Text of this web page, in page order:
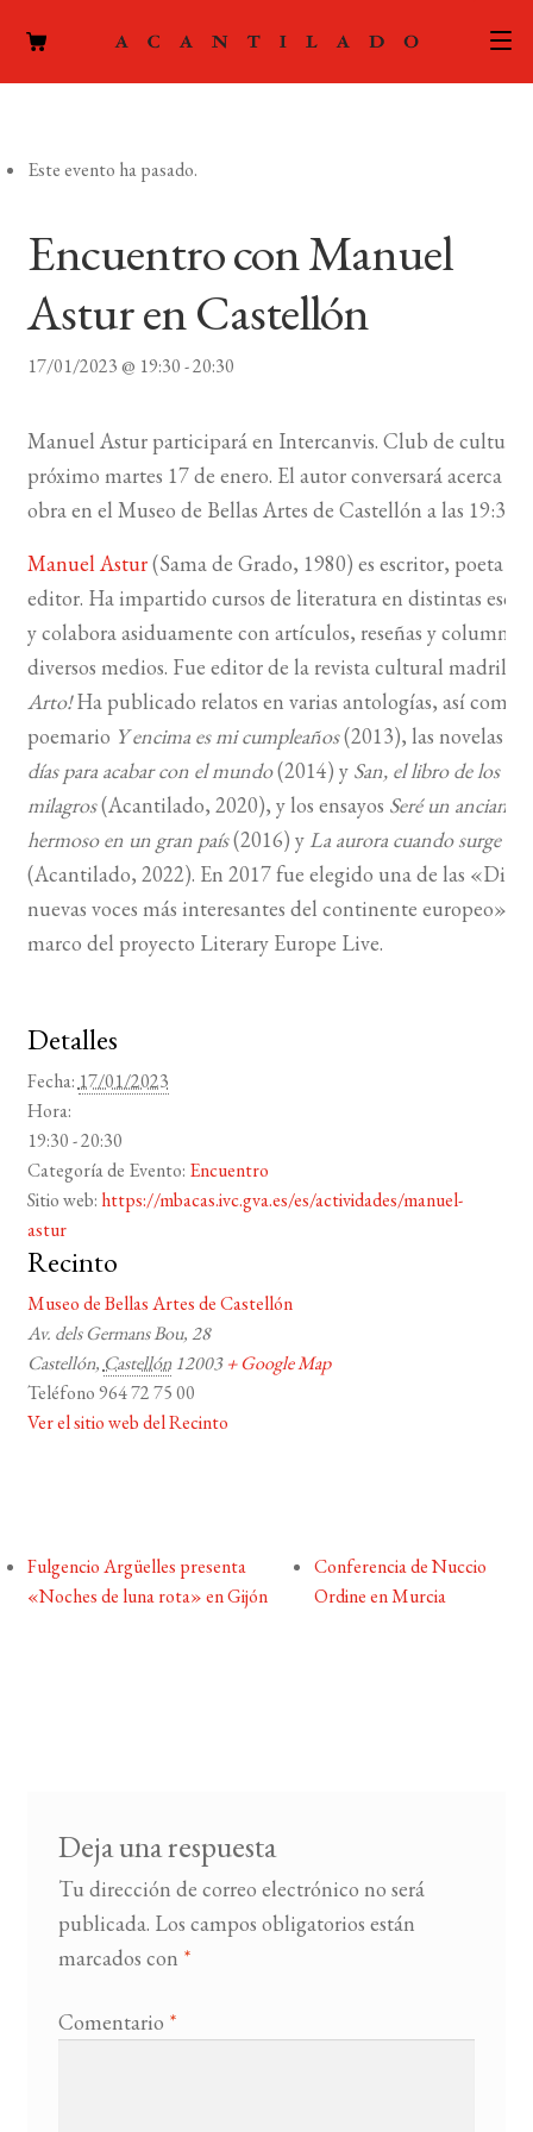
ACTUALIDAD
PODCAST
menú
CONTACTO
BUSCAR
LISTA DE LIBROS
Este evento ha pasado.
Encuentro con Manuel
Astur en Castellón
17/01/2023 @ 19:30-20:30
Manuel Astur participará en Intercanvis. Club de cultura
próximo martes 17 de enero. El autor conversará acerca de
obra en el Museo de Bellas Artes de Castellón a las 19:30
Manuel Astur(Sama de Grado, 1980) es escritor, poeta y
editor. Ha impartido cursos de literatura en distintas
y colabora asiduamente con artículos, reseñas y columnas
diversos medios. Fue editor de la revista cultural
Arto!Ha publicado relatos en varias antologías, así como
poemario Y encima es mi cumpleaños(2013), las novelas
días para acabar con el mundo(2014) y San, el libro de los
milagros(Acantilado, 2020), y los ensayos Seré un anciano
hermoso en un gran país(2016) y La aurora cuando surge
(Acantilado, 2022). En 2017 fue elegido una de las «Diez
nuevas voces más interesantes del continente europeo»
marco del proyecto Literary Europe Live.
Detalles
Fecha: 17/01/2023
Hora:
19:30 - 20:30
Categoría de Evento: Encuentro
Sitio web: https://mbacas.ivc.gva.es/es/actividades/manuel-
astur
Recinto
Museo de Bellas Artes de Castellón
Av. dels Germans Bou, 28
Castellón, Castellón 12003 + Google Map
Teléfono 964 72 75 00
Ver el sitio web del Recinto
Fulgencio Argüelles presenta
«Noches de luna rota» en Gijón
Conferencia de Nuccio
Ordine en Murcia
Deja una respuesta
Tu dirección de correo electrónico no será
publicada. Los campos obligatorios están
marcados con *
Comentario *